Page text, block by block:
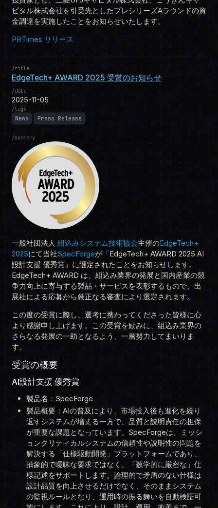
ピタル株式会社を引受先としたプレシリーズAラウンドの資
金調達を実施したことをお知らせいたします。
PRTimes リリース
title
EdgeTech+ AWARD 2025 受賞のお知らせ
date
2025-11-05
tags
News Press Release
summary
一般社団法人 組込みシステム技術協会主催のEdgeTech+
2025にて当社SpecForgeが「EdgeTech+ AWARD 2025 AI
設計支援 優秀賞」に選定されたことをお知らせします。
EdgeTech+ AWARD は、組込み業界の発展と国内産業の競
争力向上に寄与する製品・サービスを表彰するもので、出
展社による応募から厳正なる審査により選定されます。
この度の受賞に際し、選考に携わってくださった皆様に心
より感謝申し上げます。この受賞を励みに、組込み業界の
さらなる発展の一助となるよう、一層努力してまいりま
す。
受賞の概要
AI設計支援 優秀賞
製品名：SpecForge
製品概要：AIの普及により、市場投入後も進化を繰り
返すシステムが増える一方で、品質と説明責任の担保
が重要な課題となっています。SpecForgeは、ミッシ
ョンクリティカルシステムの信頼性や説明性の問題を
解決する「仕様駆動開発」プラットフォームであり、
抽象的で曖昧な要求ではなく、「数学的に厳密な」仕
様記述をサポートします。論理的で矛盾のない仕様は
設計品質を向上させるだけでなく、そのままシステム
の監視ルールとなり、運用時の振る舞いを自動検証可